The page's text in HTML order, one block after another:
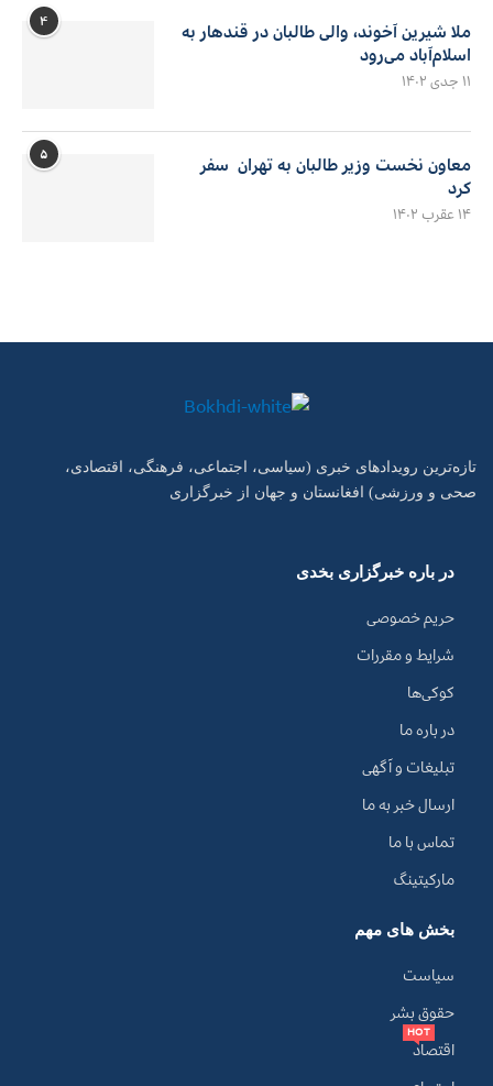
۴
ملا شیرین آخوند، والی طالبان در قندهار به
اسلام‌آباد می‌رود
۱۱ جدی ۱۴۰۲
۵
معاون نخست وزیر طالبان به تهران سفر
کرد
۱۴ عقرب ۱۴۰۲
تازه‌ترین رویدادهای خبری (سیاسی، اجتماعی، فرهنگی، اقتصادی،
صحی و ورزشی) افغانستان و جهان از خبرگزاری
در باره خبرگزاری بخدی
حریم خصوصی
شرایط و مقررات
کوکی‌ها
در باره ما
تبلیغات و آگهی
ارسال خبر به ما
تماس با ما
مارکیتینگ
بخش های مهم
سیاست
حقوق بشر
اقتصاد
HOT